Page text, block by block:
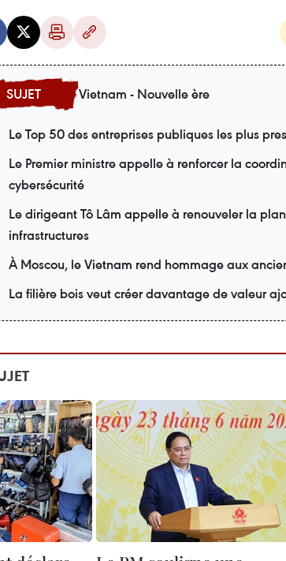
Vietnam - Nouvelle ère
Le Top 50 des entreprises publiques les plus
Le Premier ministre appelle à renforcer la
cybersécurité
Le dirigeant Tô Lâm appelle à renouveler la
infrastructures
À Moscou, le Vietnam rend hommage aux
La filière bois veut créer davantage de valeur